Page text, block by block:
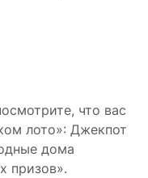
что вас
лото»: Джекпот
дома
призов».